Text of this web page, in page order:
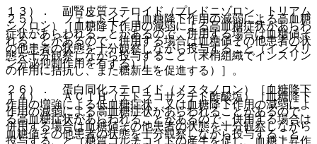
２５）． フェニトイン［血糖降下作用の減弱による高血糖
症状があらわれることがあるので、併用する場合は血糖値そ
の他患者の状態を十分観察しながら投与すること（インスリ
ン分泌抑制作用を有する）］。
２６）． 蛋白同化ステロイド（メスタノロン）［血糖降下
作用の増強による低血糖症状、又は血糖降下作用の減弱によ
る高血糖症状があらわれることがあるので、併用する場合は
血糖値その他患者の状態を十分観察しながら投与すること
１３）． 副腎皮質ステロイド（プレドニゾロン、トリアム
シノロン）［血糖降下作用の減弱による高血糖症状があらわ
れることがあるので、併用する場合は血糖値その他患者の状
態を十分観察しながら投与すること（末梢組織でインスリン
の作用に拮抗し、また糖新生を促進する）］。
１４）． ＡＣＴＨ（テトラコサクチド酢酸塩）［血糖降下
作用の減弱による高血糖症状があらわれることがあるので、
併用する場合は血糖値その他患者の状態を十分観察しながら
投与すること（糖質コルチコイドの産生を促し、血糖上昇作